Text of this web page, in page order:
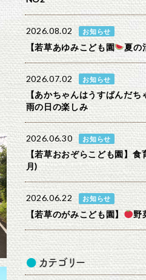
2026.08.02 お知らせ
【若草あゆみこども園 夏の
2026.07.02 お知らせ
【あかちゃんはうすぱんだち
雨の日の楽しみ
2026.06.30 お知らせ
【若草おおぞらこども園】食
月)
2026.06.22 お知らせ
【若草のがみこども園】 野
カテゴリー